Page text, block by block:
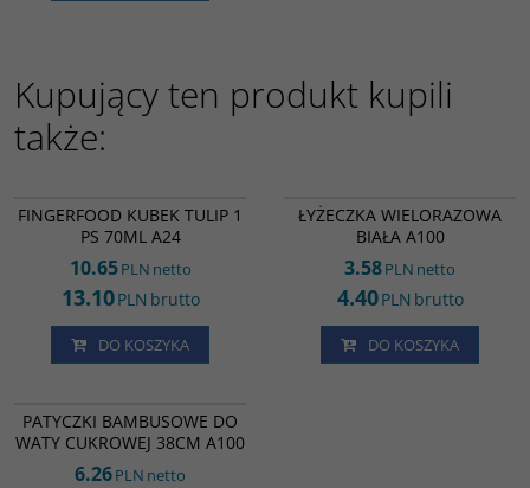
Kupujący ten produkt kupili
także:
FINGERFOOD KUBEK TULIP 1
PS 70ML A24
10.65PLN netto
13.10PLN brutto
DO KOSZYKA
ŁYŻECZKA WIELORAZOWA
BIAŁA A100
3.58PLN netto
4.40PLN brutto
DO KOSZYKA
PATYCZKI BAMBUSOWE DO
WATY CUKROWEJ 38CM A100
6.26PLN netto